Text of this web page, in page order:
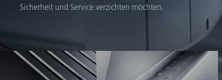
Sicherheit und Service verzichten möchten.